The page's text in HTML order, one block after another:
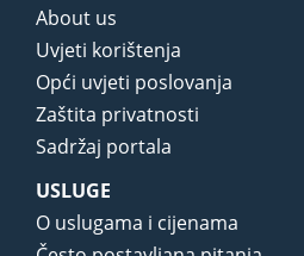
About us
Uvjeti korištenja
Opći uvjeti poslovanja
Zaštita privatnosti
Sadržaj portala
USLUGE
O uslugama i cijenama